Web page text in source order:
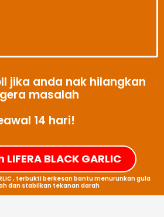
jika anda nak hilangkan
masalah
14 hari!
BLACK GARLIC
, terbukti berkesan bantu menurunkan gula
dan stabilkan tekanan darah